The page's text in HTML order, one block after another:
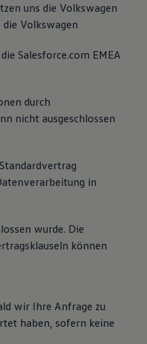
uns die Volkswagen
die Volkswagen
Salesforce.com EMEA
durch
nicht ausgeschlossen
in
wurde. Die
können
wir Ihre Anfrage zu
haben, sofern keine